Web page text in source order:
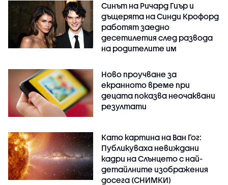
Синът на Ричард Гиър и
дъщерята на Синди Крофорд
работят заедно
десетилетия след развода
на родителите им
Ново проучване за
екранното време при
децата показва неочаквани
резултати
Като картина на Ван Гог:
Публикуваха невиждани
кадри на Слънцето с най-
детайлните изображения
досега (СНИМКИ)